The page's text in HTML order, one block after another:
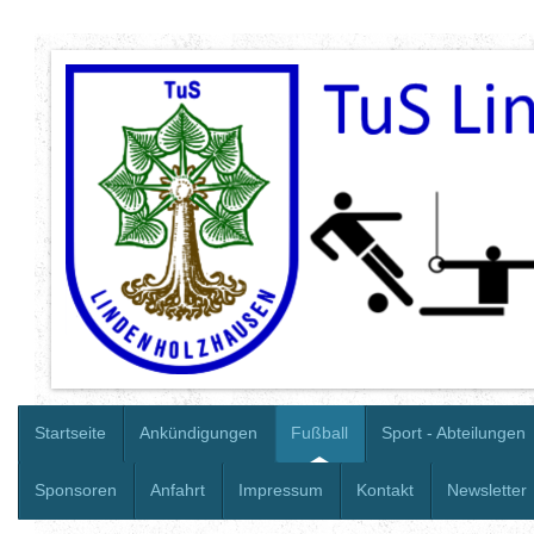
Startseite Ankündigungen Fußball Sport - Abteilungen
Sponsoren Anfahrt Impressum Kontakt Newsletter